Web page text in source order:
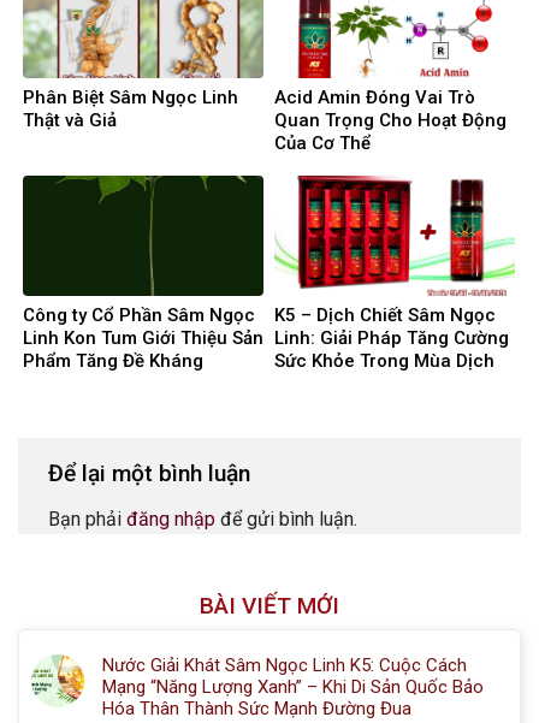
Phân Biệt Sâm Ngọc Linh
Thật và Giả
Acid Amin Đóng Vai Trò
Quan Trọng Cho Hoạt Động
Của Cơ Thể
Công ty Cổ Phần Sâm Ngọc
Linh Kon Tum Giới Thiệu Sản
Phẩm Tăng Đề Kháng
K5 – Dịch Chiết Sâm Ngọc
Linh: Giải Pháp Tăng Cường
Sức Khỏe Trong Mùa Dịch
Để lại một bình luận
Bạn phải đăng nhập để gửi bình luận.
BÀI VIẾT MỚI
Nước Giải Khát Sâm Ngọc Linh K5: Cuộc Cách
Mạng “Năng Lượng Xanh” – Khi Di Sản Quốc Bảo
Hóa Thân Thành Sức Mạnh Đường Đua